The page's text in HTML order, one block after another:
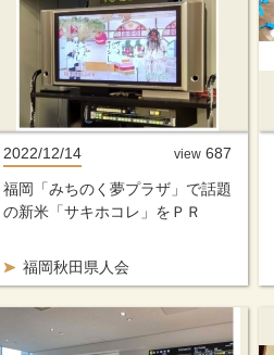
2022/12/14
福岡秋田県人会
福岡「みちのく夢プラザ」で話題
の新米「サキホコレ」をＰＲ
view 687